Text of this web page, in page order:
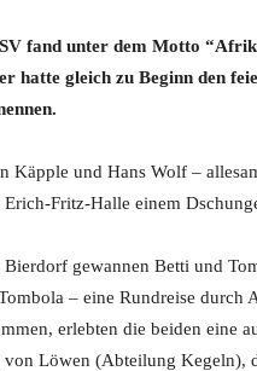
fand unter dem Motto
hatte gleich zu Beginn den
Käpple und Hans Wolf –
Fritz-Halle einem
gewannen Betti und
– eine Rundreise durch
erlebten die beiden eine
Löwen (Abteilung Kegeln),